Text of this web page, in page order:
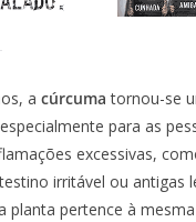
a cúrcumatornou-se
para as
excessivas,
irritável ou antigas
planta pertence à